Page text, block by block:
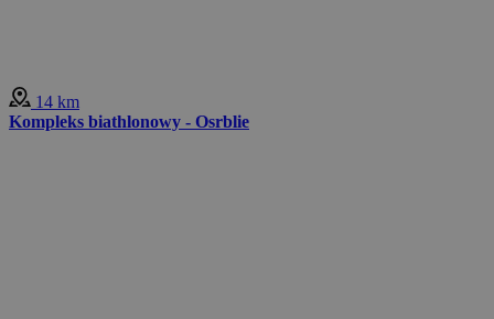
14 km
Kompleks biathlonowy - Osrblie